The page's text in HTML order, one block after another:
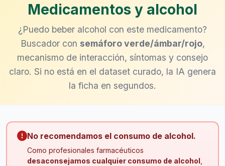
Medicamentos y alcohol
¿Puedo beber alcohol con este medicamento?
Buscador con semáforo verde/ámbar/rojo,
mecanismo de interacción, síntomas y consejo
claro. Si no está en el dataset curado, la IA genera
la ficha en segundos.
No recomendamos el consumo de alcohol.
Como profesionales farmacéuticos
desaconsejamos cualquier consumo de alcohol